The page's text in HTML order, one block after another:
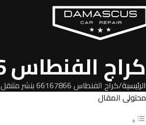
كراج الفنطاس 66167866 بنشر متنقل الفنطاس
الرئيسية كراج الفنطاس 66167866 بنشر متنقل الفنطاس
محتولى المقال